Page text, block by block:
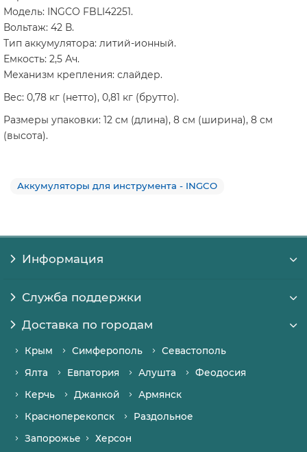
Модель: INGCO FBLI42251.
Вольтаж: 42 В.
Тип аккумулятора: литий-ионный.
Емкость: 2,5 Ач.
Механизм крепления: слайдер.
Вес: 0,78 кг (нетто), 0,81 кг (брутто).
Размеры упаковки: 12 см (длина), 8 см (ширина), 8 см
(высота).
Аккумуляторы для инструмента - INGCO
Информация
Служба поддержки
Доставка по городам
Крым Симферополь
Севастополь
Ялта
Евпатория Алушта
Феодосия
Керчь
Джанкой
Армянск
Красноперекопск
Раздольное
Запорожье
Херсон